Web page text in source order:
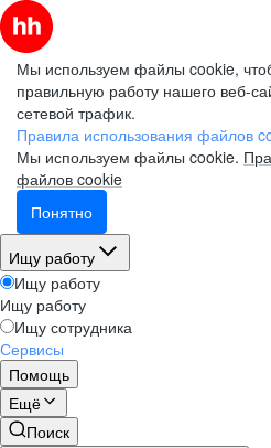
Мы используем файлы cookie,
правильную работу нашего веб-
сетевой трафик.
Правила использования файлов
Мы используем файлы cookie.
файлов cookie
Понятно
Ищу работу
Ищу работу
Ищу работу
Ищу сотрудника
Сервисы
Помощь
Ещё
Поиск